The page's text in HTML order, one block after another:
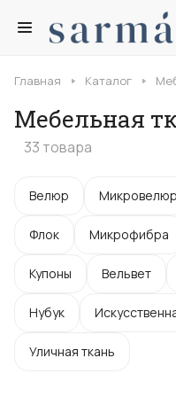
Главная Каталог
Мебельная
33 товара
Велюр Микровелюр
Флок Микрофибра
Купоны Вельвет
Нубук
Уличная ткань